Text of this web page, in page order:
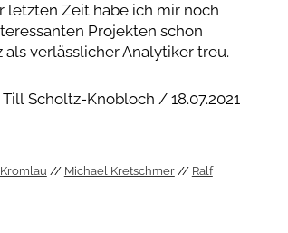
letzten Zeit habe ich mir noch
Projekten schon
verlässlicher Analytiker treu.
Till Scholtz-Knobloch / 18.07.2021
Kromlau Michael Kretschmer
Ralf